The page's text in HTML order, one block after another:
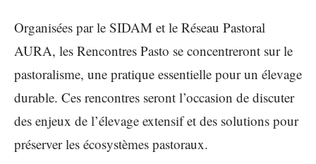
Organisées par le SIDAM et le Réseau Pastoral
AURA, les Rencontres Pasto se concentreront sur le
pastoralisme, une pratique essentielle pour un élevage
durable. Ces rencontres seront l’occasion de discuter
des enjeux de l’élevage extensif et des solutions pour
préserver les écosystèmes pastoraux.